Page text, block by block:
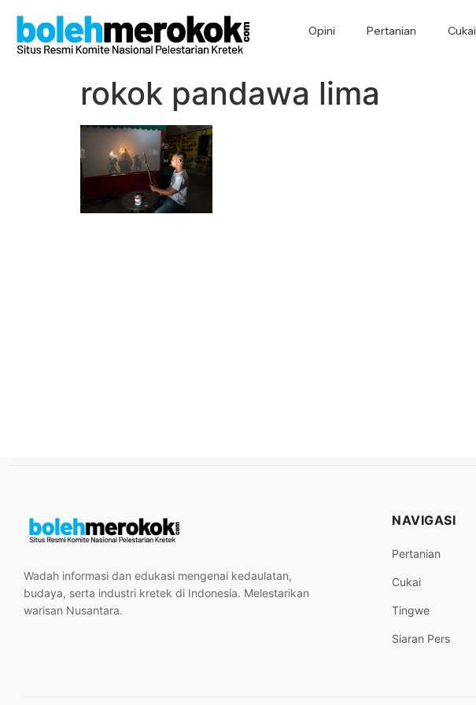
Opini Pertanian Cukai
rokok pandawa lima
Wadah informasi dan edukasi mengenai kedaulatan,
budaya, serta industri kretek di Indonesia. Melestarikan
warisan Nusantara.
NAVIGASI
Pertanian
Cukai
Tingwe
Siaran Pers